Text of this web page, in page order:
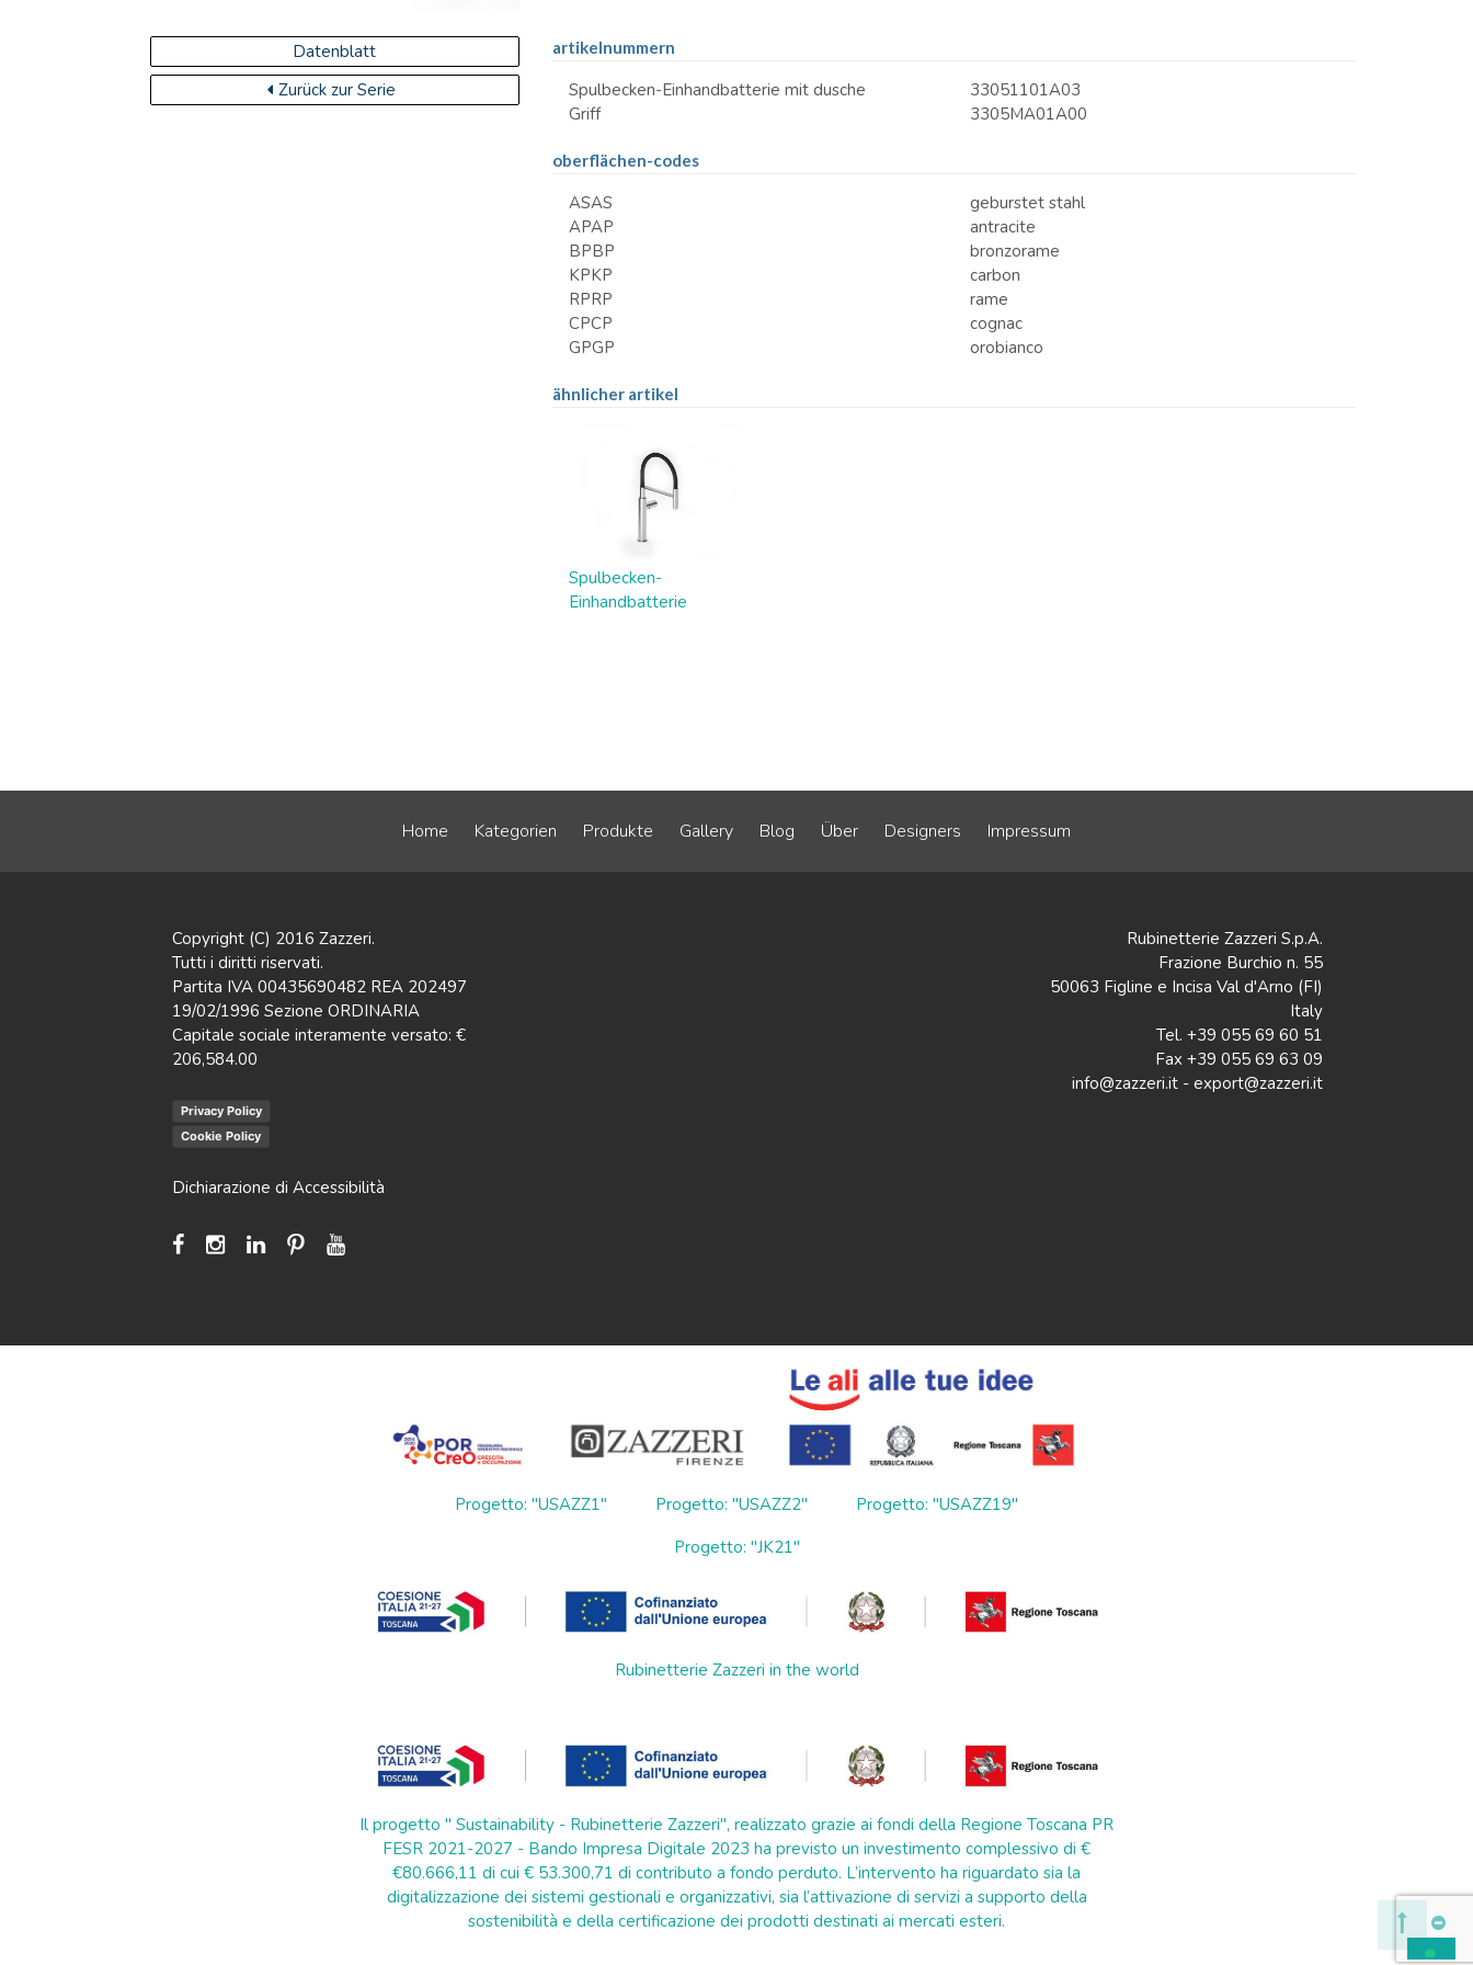
Datenblatt
Zurück zur Serie
artikelnummern
Spulbecken-Einhandbatterie mit dusche
33051101A03
Griff
3305MA01A00
oberflächen-codes
ASAS
geburstet stahl
APAP
antracite
BPBP
bronzorame
KPKP
carbon
RPRP
rame
CPCP
cognac
GPGP
orobianco
ähnlicher artikel
Spulbecken-
Einhandbatterie
Home Kategorien Produkte Gallery Blog Über Designers Impressum
Copyright (C) 2016 Zazzeri.
Tutti i diritti riservati.
Partita IVA 00435690482 REA 202497
19/02/1996 Sezione ORDINARIA
Capitale sociale interamente versato: €
206,584.00
Privacy Policy
Cookie Policy
Dichiarazione di Accessibilità
Rubinetterie Zazzeri S.p.A.
Frazione Burchio n. 55
50063 Figline e Incisa Val d'Arno (FI)
Italy
Tel. +39 055 69 60 51
Fax +39 055 69 63 09
info@zazzeri.it - export@zazzeri.it
Progetto: "USAZZ1" Progetto: "USAZZ2"
Progetto: "USAZZ19"
Progetto: "JK21"
Rubinetterie Zazzeri in the world
Il progetto " Sustainability - Rubinetterie Zazzeri", realizzato grazie ai fondi della Regione Toscana PR
FESR 2021-2027 - Bando Impresa Digitale 2023 ha previsto un investimento complessivo di €
€80.666,11 di cui € 53.300,71 di contributo a fondo perduto. L’intervento ha riguardato sia la
digitalizzazione dei sistemi gestionali e organizzativi, sia l’attivazione di servizi a supporto della
sostenibilità e della certificazione dei prodotti destinati ai mercati esteri.